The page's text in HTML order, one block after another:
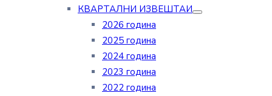
КВАРТАЛНИ ИЗВЕШТАИ
2026 година
2025 година
2024 година
2023 година
2022 година